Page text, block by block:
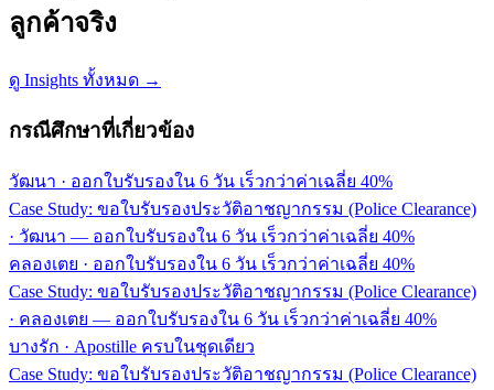
ลูกค้าจริง
ดู Insights ทั้งหมด →
กรณีศึกษาที่เกี่ยวข้อง
วัฒนา · ออกใบรับรองใน 6 วัน เร็วกว่าค่าเฉลี่ย 40%
Case Study: ขอใบรับรองประวัติอาชญากรรม (Police Clearance)
· วัฒนา — ออกใบรับรองใน 6 วัน เร็วกว่าค่าเฉลี่ย 40%
คลองเตย · ออกใบรับรองใน 6 วัน เร็วกว่าค่าเฉลี่ย 40%
Case Study: ขอใบรับรองประวัติอาชญากรรม (Police Clearance)
· คลองเตย — ออกใบรับรองใน 6 วัน เร็วกว่าค่าเฉลี่ย 40%
บางรัก · Apostille ครบในชุดเดียว
Case Study: ขอใบรับรองประวัติอาชญากรรม (Police Clearance)